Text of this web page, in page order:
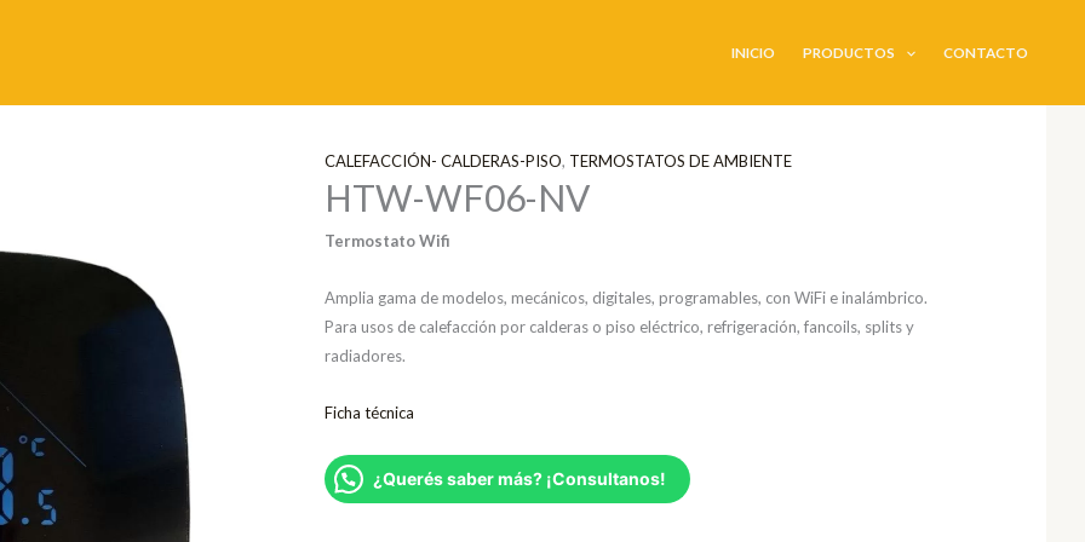
INICIO PRODUCTOS CONTACTO
CALEFACCIÓN- CALDERAS-PISO, TERMOSTATOS DE AMBIENTE
HTW-WF06-NV
Termostato Wifi
Amplia gama de modelos, mecánicos, digitales, programables, con WiFi e inalámbrico.
Para usos de calefacción por calderas o piso eléctrico, refrigeración, fancoils, splits y
radiadores.
Ficha técnica
¿Querés saber más? ¡Consultanos!